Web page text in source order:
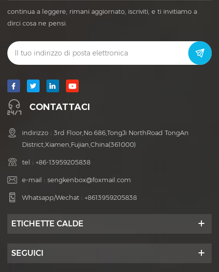
continua a leggere, rimani aggiornato, iscriviti, e ti invitiamo a
dirci cosa ne pensi.
CONTATTACI
indirizzo : 3rd Floor,No.686,TongJi NorthRoad TongAn
District,Xiamen,Fujian,China(361000)
tel : +86-13959205838
e-mail : sengkenbox@foxmail.com
Whatsapp/Wechat : +8613959205838
ETICHETTE CALDE
SEGUICI